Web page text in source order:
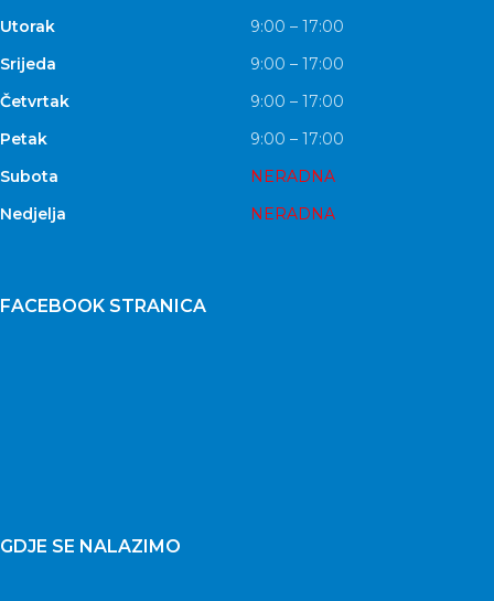
Utorak
9:00 – 17:00
Srijeda
9:00 – 17:00
Četvrtak
9:00 – 17:00
Petak
9:00 – 17:00
Subota
NERADNA
Nedjelja
NERADNA
FACEBOOK STRANICA
GDJE SE NALAZIMO